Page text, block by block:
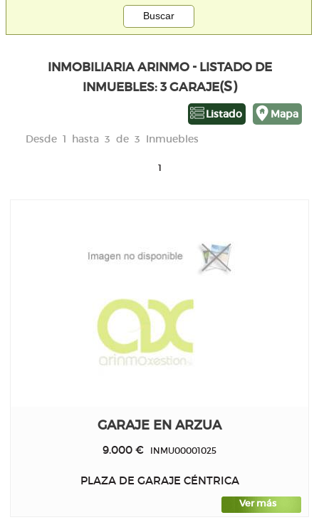
INMOBILIARIA ARINMO - LISTADO DE
INMUEBLES: 3 GARAJE(S)
Mapa
Listado
Desde 1 hasta 3 de 3 Inmuebles
1
GARAJE EN ARZUA
9.000 € INMU00001025
PLAZA DE GARAJE CÉNTRICA
Ver más